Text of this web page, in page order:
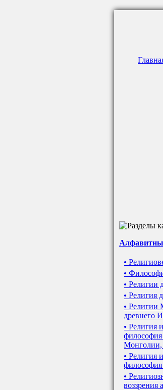
•
•
• Религии
• Религия
• Религии
древнего
• Религия
философия
• Религия
•
воззрения